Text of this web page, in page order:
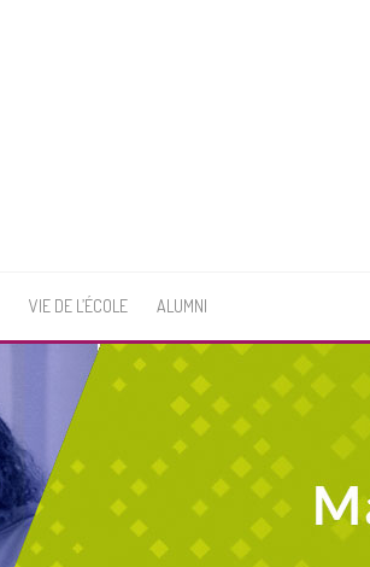
VIE DE L’ÉCOLE ALUMNI